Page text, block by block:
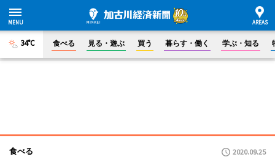
34°C 食べる 見る・遊ぶ 買う 暮らす・働く 学ぶ・知る
食べる 2020.09.25